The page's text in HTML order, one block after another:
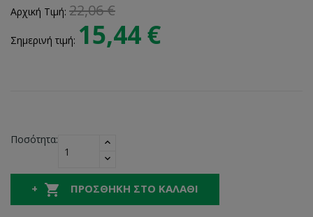
Αρχική Τιμή: 22,06 €
Σημερινή τιμή: 15,44 €
Ποσότητα:
 ΠΡΟΣΘΉΚΗ ΣΤΟ ΚΑΛΆΘΙ